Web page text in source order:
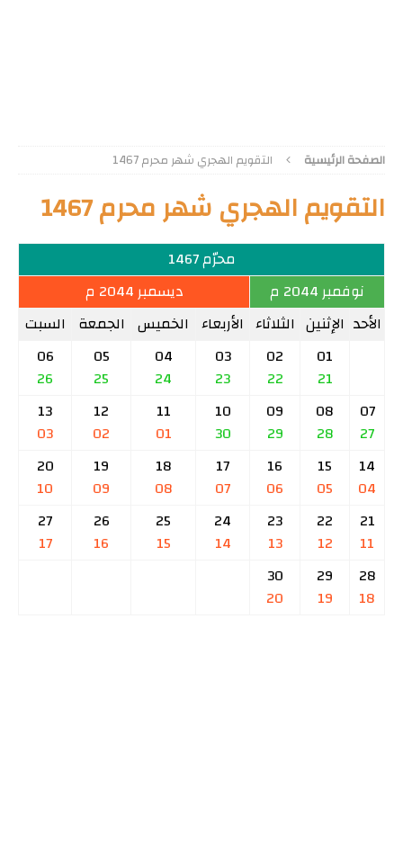
الصفحة الرئيسية التقويم الهجري شهر محرم 1467
التقويم الهجري شهر محرم 1467
محرّم 1467
نوفمبر 2044 م
ديسمبر 2044 م
الأحد الإثنين الثلاثاء الأربعاء الخميس الجمعة السبت
01
21
02
22
03
23
04
24
05
25
06
26
07
27
08
28
09
29
10
30
11
01
12
02
13
03
14
04
15
05
16
06
17
07
18
08
19
09
20
10
21
11
22
12
23
13
24
14
25
15
26
16
27
17
28
18
29
19
30
20